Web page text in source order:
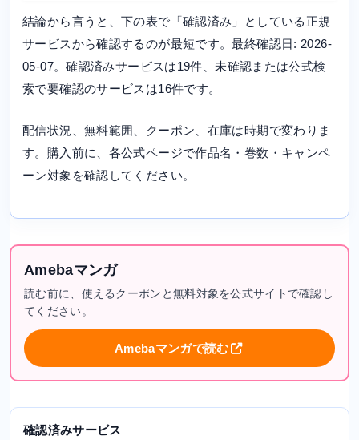
結論から言うと、下の表で「確認済み」としている正規
サービスから確認するのが最短です。最終確認日: 2026-
05-07。確認済みサービスは19件、未確認または公式検
索で要確認のサービスは16件です。
配信状況、無料範囲、クーポン、在庫は時期で変わりま
す。購入前に、各公式ページで作品名・巻数・キャンペ
ーン対象を確認してください。
Amebaマンガ
読む前に、使えるクーポンと無料対象を公式サイトで確認し
てください。
Amebaマンガで読む
確認済みサービス